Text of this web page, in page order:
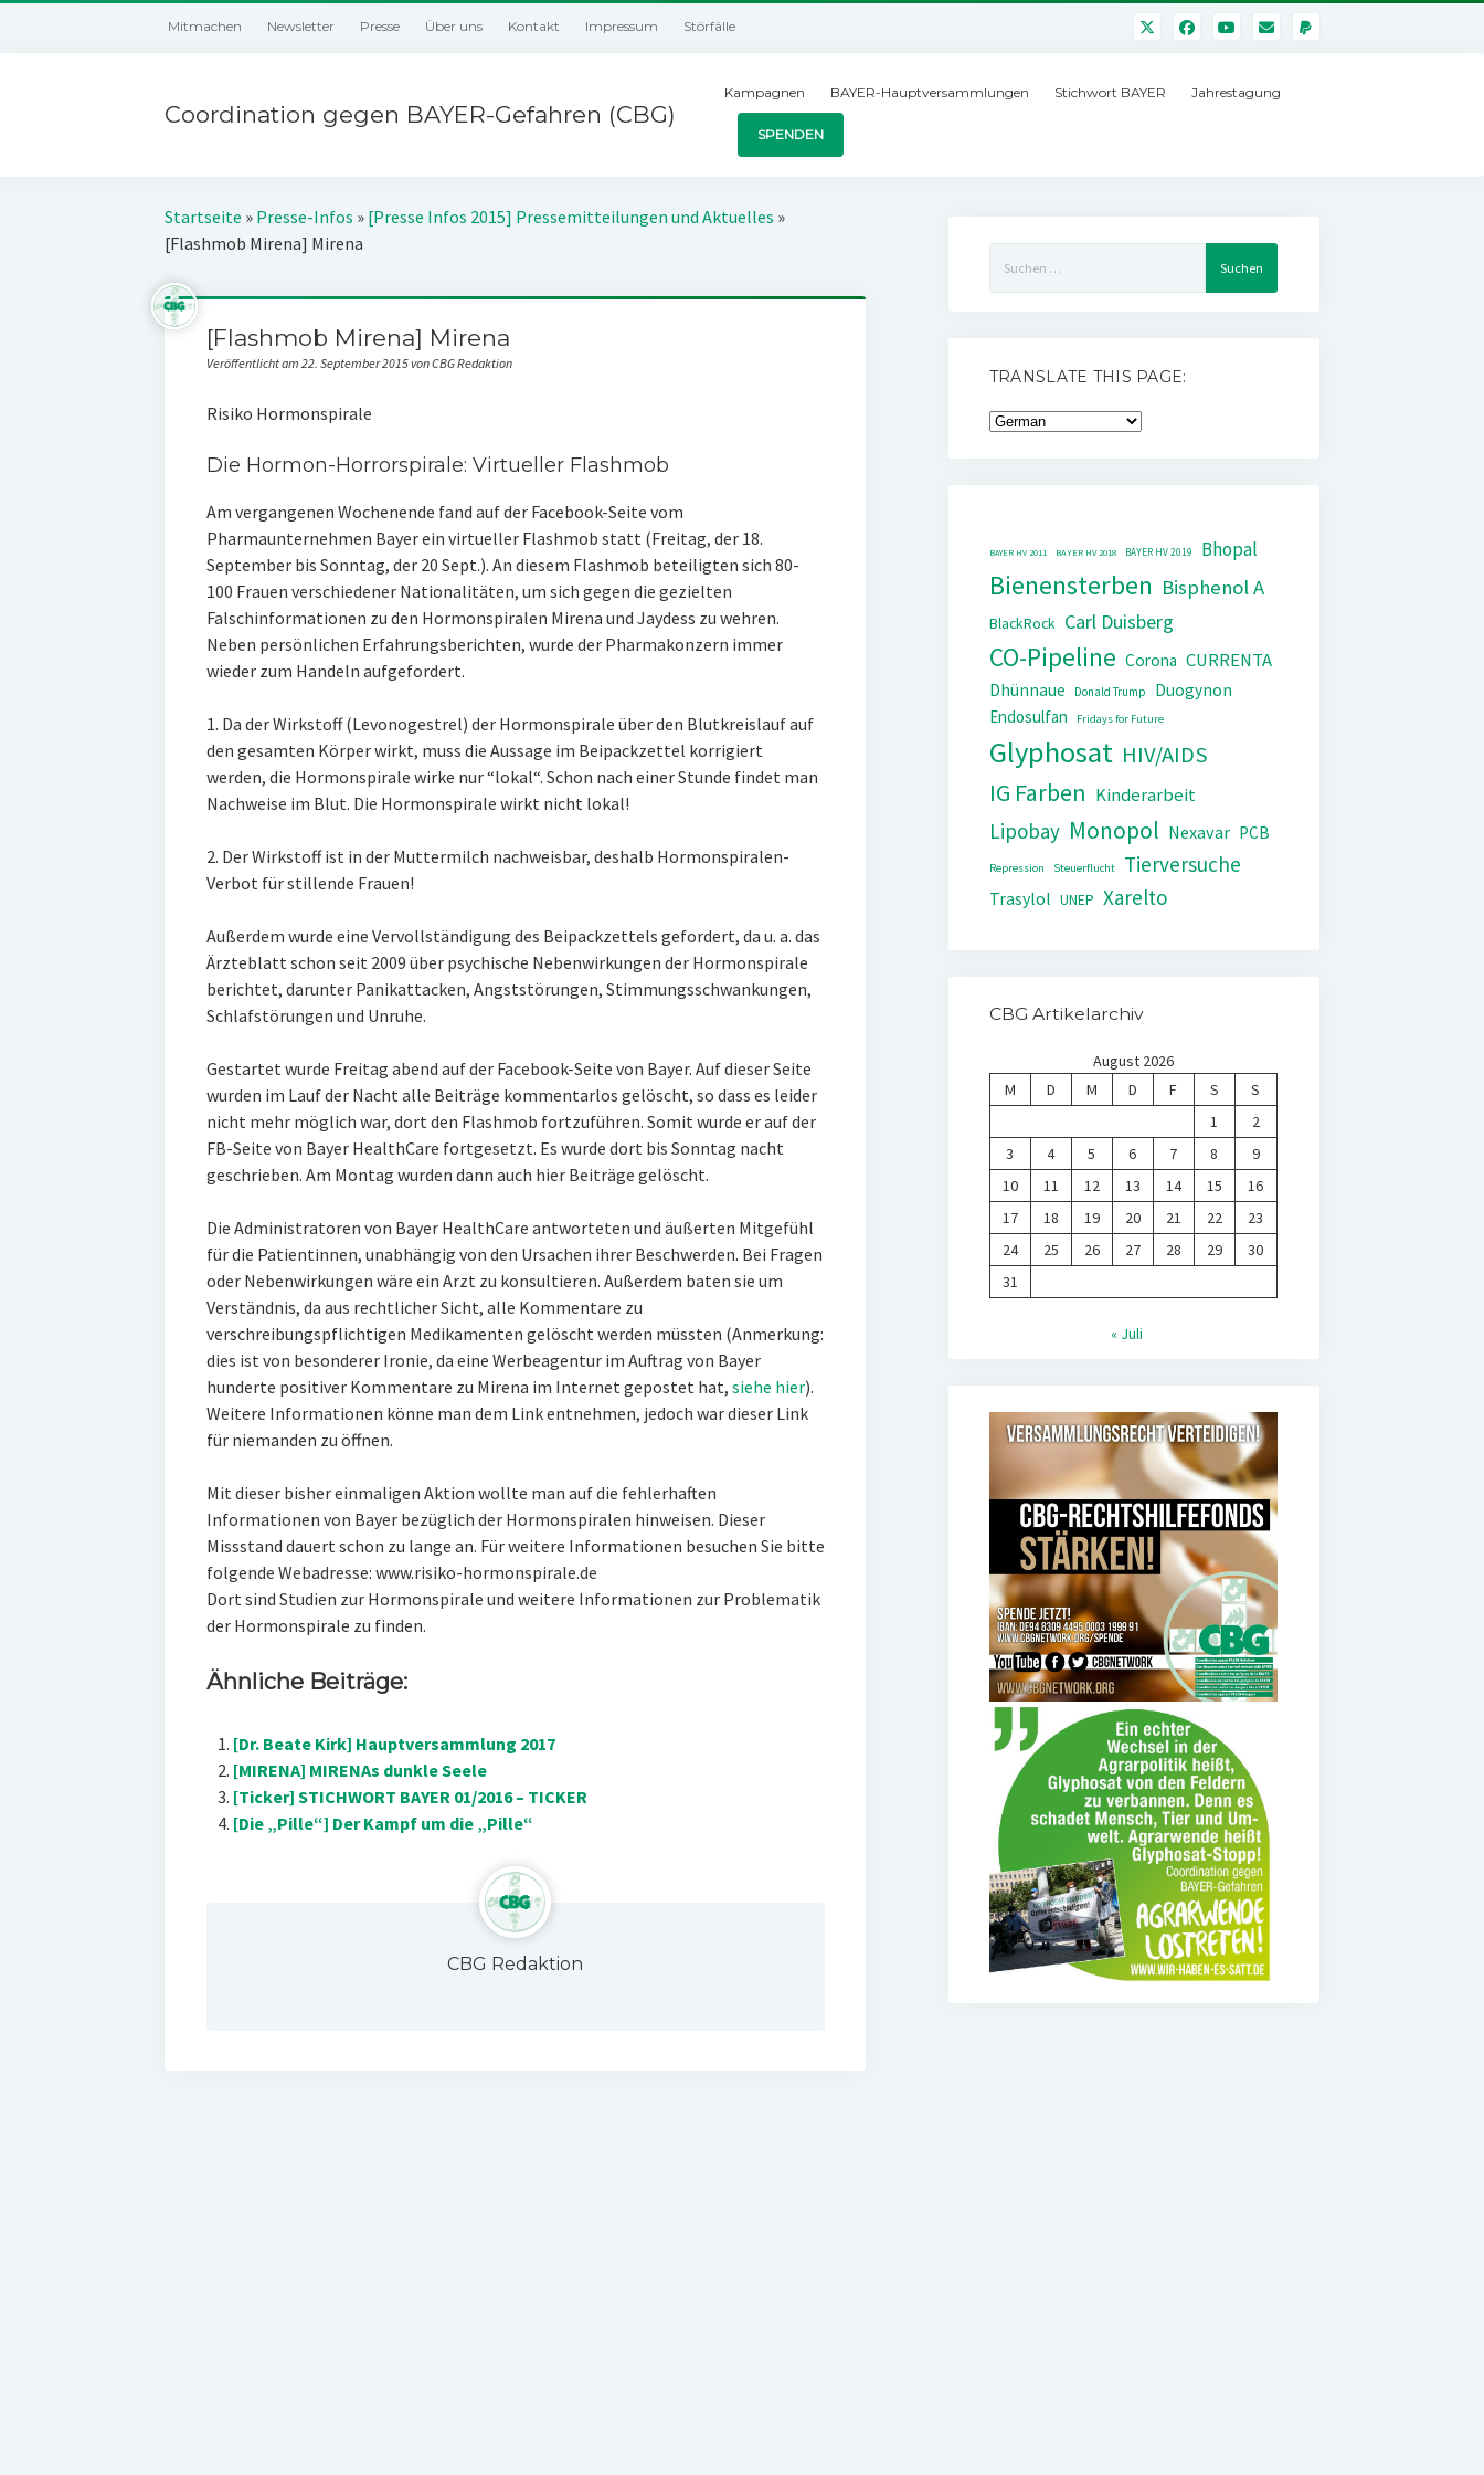
Mitmachen Newsletter Presse Über uns Kontakt Impressum Störfälle
Coordination gegen BAYER-Gefahren (CBG)
Kampagnen BAYER-Hauptversammlungen Stichwort BAYER Jahrestagung
SPENDEN
Startseite » Presse-Infos » [Presse Infos 2015] Pressemitteilungen und Aktuelles »
[Flashmob Mirena] Mirena
[Flashmob Mirena] Mirena
Veröffentlicht am 22. September 2015 von CBG Redaktion
Risiko Hormonspirale
Die Hormon-Horrorspirale: Virtueller Flashmob
Am vergangenen Wochenende fand auf der Facebook-Seite vom
Pharmaunternehmen Bayer ein virtueller Flashmob statt (Freitag, der 18.
September bis Sonntag, der 20 Sept.). An diesem Flashmob beteiligten sich 80-
100 Frauen verschiedener Nationalitäten, um sich gegen die gezielten
Falschinformationen zu den Hormonspiralen Mirena und Jaydess zu wehren.
Neben persönlichen Erfahrungsberichten, wurde der Pharmakonzern immer
wieder zum Handeln aufgefordert.
1. Da der Wirkstoff (Levonogestrel) der Hormonspirale über den Blutkreislauf auf
den gesamten Körper wirkt, muss die Aussage im Beipackzettel korrigiert
werden, die Hormonspirale wirke nur “lokal“. Schon nach einer Stunde findet man
Nachweise im Blut. Die Hormonspirale wirkt nicht lokal!
2. Der Wirkstoff ist in der Muttermilch nachweisbar, deshalb Hormonspiralen-
Verbot für stillende Frauen!
Außerdem wurde eine Vervollständigung des Beipackzettels gefordert, da u. a. das
Ärzteblatt schon seit 2009 über psychische Nebenwirkungen der Hormonspirale
berichtet, darunter Panikattacken, Angststörungen, Stimmungsschwankungen,
Schlafstörungen und Unruhe.
Gestartet wurde Freitag abend auf der Facebook-Seite von Bayer. Auf dieser Seite
wurden im Lauf der Nacht alle Beiträge kommentarlos gelöscht, so dass es leider
nicht mehr möglich war, dort den Flashmob fortzuführen. Somit wurde er auf der
FB-Seite von Bayer HealthCare fortgesetzt. Es wurde dort bis Sonntag nacht
geschrieben. Am Montag wurden dann auch hier Beiträge gelöscht.
Die Administratoren von Bayer HealthCare antworteten und äußerten Mitgefühl
für die Patientinnen, unabhängig von den Ursachen ihrer Beschwerden. Bei Fragen
oder Nebenwirkungen wäre ein Arzt zu konsultieren. Außerdem baten sie um
Verständnis, da aus rechtlicher Sicht, alle Kommentare zu
verschreibungspflichtigen Medikamenten gelöscht werden müssten (Anmerkung:
dies ist von besonderer Ironie, da eine Werbeagentur im Auftrag von Bayer
hunderte positiver Kommentare zu Mirena im Internet gepostet hat, siehe hier).
Weitere Informationen könne man dem Link entnehmen, jedoch war dieser Link
für niemanden zu öffnen.
Mit dieser bisher einmaligen Aktion wollte man auf die fehlerhaften
Informationen von Bayer bezüglich der Hormonspiralen hinweisen. Dieser
Missstand dauert schon zu lange an. Für weitere Informationen besuchen Sie bitte
folgende Webadresse: www.risiko-hormonspirale.de
Dort sind Studien zur Hormonspirale und weitere Informationen zur Problematik
der Hormonspirale zu finden.
Ähnliche Beiträge:
[Dr. Beate Kirk] Hauptversammlung 2017
[MIRENA] MIRENAs dunkle Seele
[Ticker] STICHWORT BAYER 01/2016 – TICKER
[Die „Pille“] Der Kampf um die „Pille“
CBG Redaktion
nach:
TRANSLATE THIS PAGE:
BAYER HV 2011 BAYER HV 2018 BAYER HV 2019 Bhopal
Bienensterben Bisphenol A
BlackRock Carl Duisberg
CO-Pipeline Corona CURRENTA
Dhünnaue Donald Trump
Duogynon
Endosulfan
Fridays for Future
Glyphosat HIV/AIDS
IG Farben Kinderarbeit
Lipobay Monopol Nexavar PCB
Repression Steuerflucht Tierversuche
Trasylol UNEP Xarelto
CBG Artikelarchiv
August 2026
M
D M D F S
S
1
2
3
4 5 6 7 8
9
10
11 12 13 14 15
16
17
18 19 20 21 22
23
24
25 26 27 28 29
30
31
« Juli